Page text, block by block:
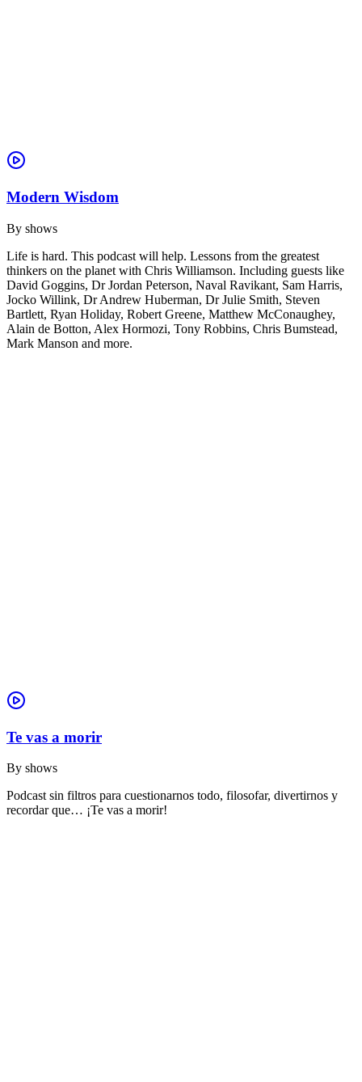
Modern Wisdom
By shows
Life is hard. This podcast will help. Lessons from the greatest
thinkers on the planet with Chris Williamson. Including guests like
David Goggins, Dr Jordan Peterson, Naval Ravikant, Sam Harris,
Jocko Willink, Dr Andrew Huberman, Dr Julie Smith, Steven
Bartlett, Ryan Holiday, Robert Greene, Matthew McConaughey,
Alain de Botton, Alex Hormozi, Tony Robbins, Chris Bumstead,
Mark Manson and more.
Te vas a morir
By shows
Podcast sin filtros para cuestionarnos todo, filosofar, divertirnos y
recordar que… ¡Te vas a morir!